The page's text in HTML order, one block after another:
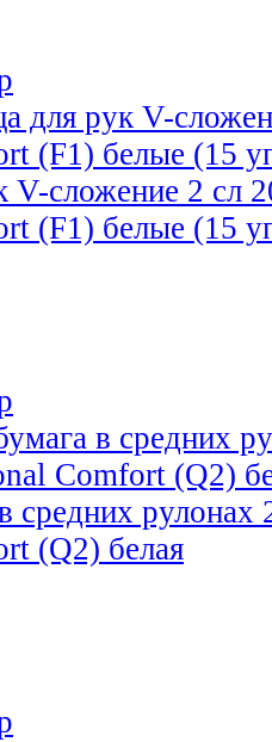
V-сложение 2 сл
(F1) белые (15
средних
(Q2) белая